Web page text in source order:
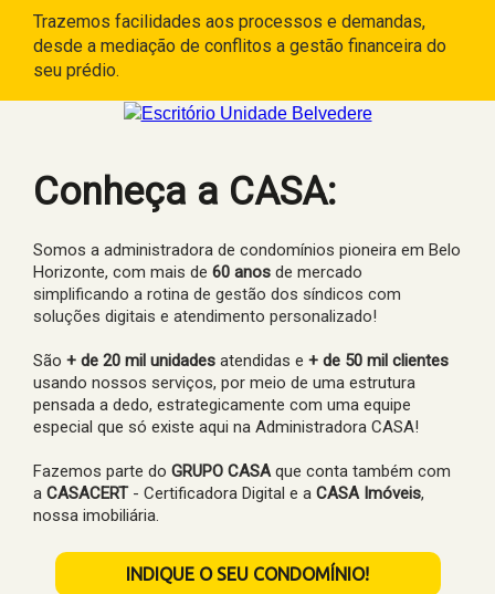
Trazemos facilidades aos processos e demandas,
desde a mediação de conflitos a gestão financeira do
seu prédio.
Conheça a CASA:
Somos a administradora de condomínios pioneira em Belo
Horizonte, com mais de 60 anos de mercado
simplificando a rotina de gestão dos síndicos com
soluções digitais e atendimento personalizado!
São + de 20 mil unidades atendidas e + de 50 mil clientes
usando nossos serviços, por meio de uma estrutura
pensada a dedo, estrategicamente com uma equipe
especial que só existe aqui na Administradora CASA!
Fazemos parte do GRUPO CASA que conta também com
a CASACERT- Certificadora Digital e a CASA Imóveis,
nossa imobiliária.
INDIQUE O SEU CONDOMÍNIO!